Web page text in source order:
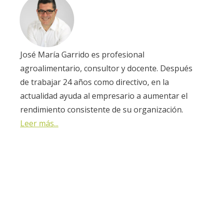
José María Garrido es profesional
agroalimentario, consultor y docente. Después
de trabajar 24 años como directivo, en la
actualidad ayuda al empresario a aumentar el
rendimiento consistente de su organización.
Leer más...